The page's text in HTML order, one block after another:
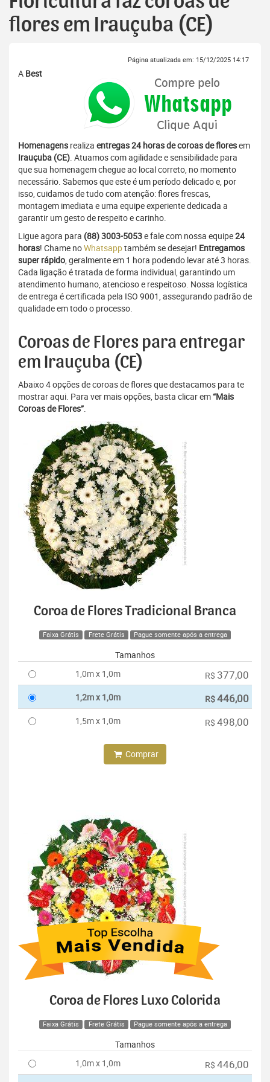
flores em Irauçuba (CE)
Página atualizada em: 15/12/2025 14:17
A Best
Homenagens realiza entregas 24 horas de coroas de floresem
Irauçuba (CE). Atuamos com agilidade e sensibilidade para
que sua homenagem chegue ao local correto, no momento
necessário. Sabemos que este é um período delicado e, por
isso, cuidamos de tudo com atenção: flores frescas,
montagem imediata e uma equipe experiente dedicada a
garantir um gesto de respeito e carinho.
Ligue agora para (88) 3003-5053e fale com nossa equipe24
horas! Chame noWhatsapptambém se desejar! Entregamos
super rápido, geralmente em 1 hora podendo levar até 3 horas.
Cada ligação é tratada de forma individual, garantindo um
atendimento humano, atencioso e respeitoso. Nossa logística
de entrega é certificada pela ISO 9001, assegurando padrão de
qualidade em todo o processo.
Coroas de Flores para entregar
em Irauçuba (CE)
Abaixo 4 opções de coroas de flores que destacamos para te
mostrar aqui. Para ver mais opções, basta clicar em“Mais
Coroas de Flores”.
Coroa de Flores Tradicional Branca
Faixa Grátis Frete Grátis Pague somente após a entrega
Tamanhos
1,0m x 1,0m
R$ 377,00
1,2m x 1,0m R$446,00
1,5m x 1,0m R$ 498,00
Comprar
Coroa de Flores Luxo Colorida
Faixa Grátis Frete Grátis Pague somente após a entrega
Tamanhos
1,0m x 1,0m
R$ 446,00